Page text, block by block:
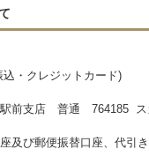
込・クレジットカード)
駅前支店 普通 764185
及び郵便振替口座、代引き